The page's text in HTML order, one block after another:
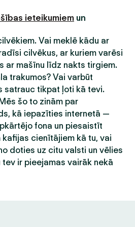
ieteikumiem un
Vai meklē kādu ar
cilvēkus, ar kuriem varēsi
ar mašīnu līdz nakts tirgiem.
trakumos? Vai varbūt
satrauc tikpat ļoti kā tevi.
šo to zinām par
kā iepazīties internetā —
fona un piesaistīt
cienītājiem kā tu, vai
doties uz citu valsti un vēlies
ir pieejamas vairāk nekā